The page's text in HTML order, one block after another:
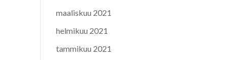
maaliskuu 2021
helmikuu 2021
tammikuu 2021